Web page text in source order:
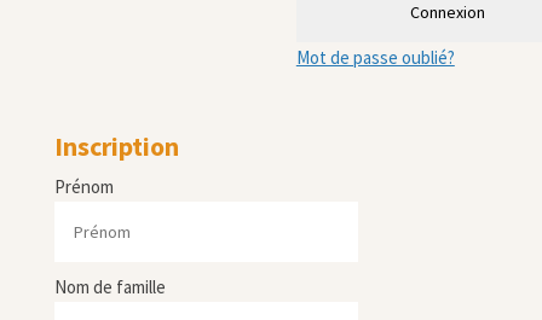
Connexion
Mot de passe oublié?
Inscription
Prénom
Nom de famille